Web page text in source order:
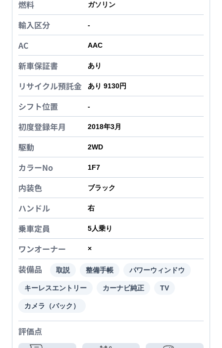
燃料 ガソリン
輸入区分 -
AC AAC
新車保証書 あり
リサイクル預託金 あり 9130円
シフト位置 -
初度登録年月 2018年3月
駆動 2WD
カラーNo 1F7
内装色 ブラック
ハンドル 右
乗車定員 5人乗り
ワンオーナー ×
装備品 取説 整備手帳 パワーウィンドウ
キーレスエントリー カーナビ純正 TV
カメラ（バック）
評価点